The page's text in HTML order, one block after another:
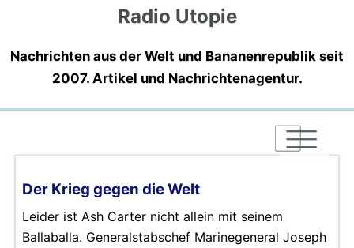
Radio Utopie
Nachrichten aus der Welt und Bananenrepublik seit
2007. Artikel und Nachrichtenagentur.
|
|
|
Der Krieg gegen die Welt
Leider ist Ash Carter nicht allein mit seinem
Ballaballa. Generalstabschef Marinegeneral Joseph